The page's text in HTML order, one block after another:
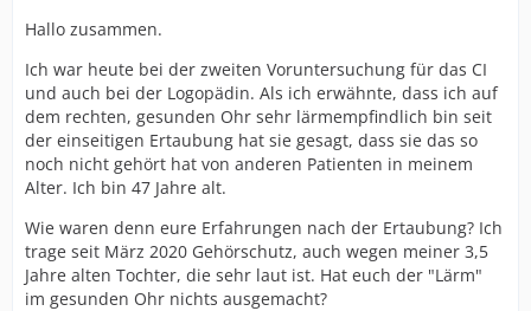
Hallo zusammen.
Ich war heute bei der zweiten Voruntersuchung für das CI
und auch bei der Logopädin. Als ich erwähnte, dass ich auf
dem rechten, gesunden Ohr sehr lärmempfindlich bin seit
der einseitigen Ertaubung hat sie gesagt, dass sie das so
noch nicht gehört hat von anderen Patienten in meinem
Alter. Ich bin 47 Jahre alt.
Wie waren denn eure Erfahrungen nach der Ertaubung? Ich
trage seit März 2020 Gehörschutz, auch wegen meiner 3,5
Jahre alten Tochter, die sehr laut ist. Hat euch der "Lärm"
im gesunden Ohr nichts ausgemacht?